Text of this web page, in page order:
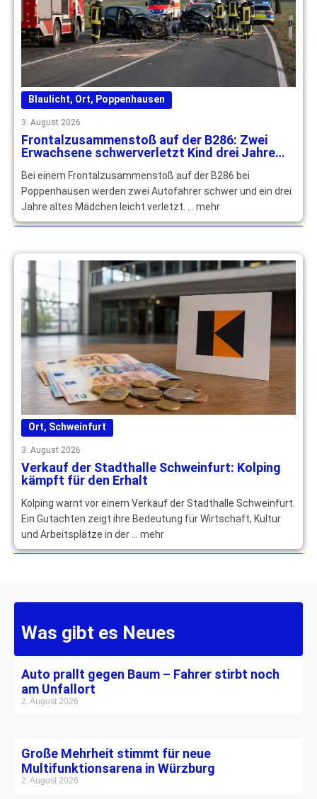
Blaulicht, Ort, Poppenhausen
3. August 2026
Frontalzusammenstoß auf der B286: Zwei
Erwachsene schwerverletzt Kind drei Jahre
Bei einem Frontalzusammenstoß auf der B286 bei
Poppenhausen werden zwei Autofahrer schwer und ein drei
Jahre altes Mädchen leicht verletzt. … mehr
Ort, Schweinfurt
3. August 2026
Verkauf der Stadthalle Schweinfurt: Kolping
kämpft für den Erhalt
Kolping warnt vor einem Verkauf der Stadthalle Schweinfurt.
Ein Gutachten zeigt ihre Bedeutung für Wirtschaft, Kultur
und Arbeitsplätze in der … mehr
Was gibt es Neues
Auto prallt gegen Baum – Fahrer stirbt noch
am Unfallort
2. August 2026
Große Mehrheit stimmt für neue
Multifunktionsarena in Würzburg
2. August 2026